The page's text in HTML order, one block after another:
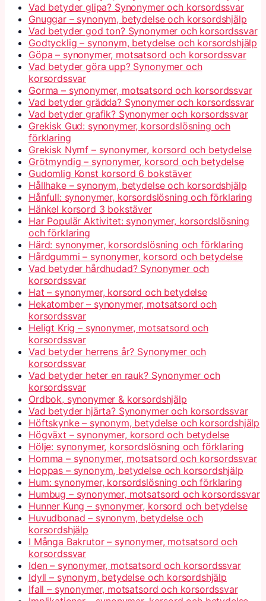
Vad betyder glipa? Synonymer och korsordssvar
Gnuggar – synonym, betydelse och korsordshjälp
Vad betyder god ton? Synonymer och korsordssvar
Godtycklig – synonym, betydelse och korsordshjälp
Göpa – synonymer, motsatsord och korsordssvar
Vad betyder göra upp? Synonymer och
korsordssvar
Gorma – synonymer, motsatsord och korsordssvar
Vad betyder grädda? Synonymer och korsordssvar
Vad betyder grafik? Synonymer och korsordssvar
Grekisk Gud: synonymer, korsordslösning och
förklaring
Grekisk Nymf – synonymer, korsord och betydelse
Grötmyndig – synonymer, korsord och betydelse
Gudomlig Konst korsord 6 bokstäver
Hållhake – synonym, betydelse och korsordshjälp
Hånfull: synonymer, korsordslösning och förklaring
Hänkel korsord 3 bokstäver
Har Populär Aktivitet: synonymer, korsordslösning
och förklaring
Härd: synonymer, korsordslösning och förklaring
Hårdgummi – synonymer, korsord och betydelse
Vad betyder hårdhudad? Synonymer och
korsordssvar
Hat – synonymer, korsord och betydelse
Hekatomber – synonymer, motsatsord och
korsordssvar
Heligt Krig – synonymer, motsatsord och
korsordssvar
Vad betyder herrens år? Synonymer och
korsordssvar
Vad betyder heter en rauk? Synonymer och
korsordssvar
Ordbok, synonymer & korsordshjälp
Vad betyder hjärta? Synonymer och korsordssvar
Höftskynke – synonym, betydelse och korsordshjälp
Högväxt – synonymer, korsord och betydelse
Hölje: synonymer, korsordslösning och förklaring
Homma – synonymer, motsatsord och korsordssvar
Hoppas – synonym, betydelse och korsordshjälp
Hum: synonymer, korsordslösning och förklaring
Humbug – synonymer, motsatsord och korsordssvar
Hunner Kung – synonymer, korsord och betydelse
Huvudbonad – synonym, betydelse och
korsordshjälp
I Många Bakrutor – synonymer, motsatsord och
korsordssvar
Iden – synonymer, motsatsord och korsordssvar
Idyll – synonym, betydelse och korsordshjälp
Ifall – synonymer, motsatsord och korsordssvar